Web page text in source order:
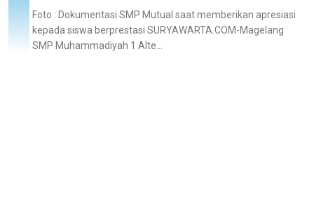
Foto : Dokumentasi SMP Mutual saat memberikan apresiasi
kepada siswa berprestasi SURYAWARTA.COM-Magelang
SMP Muhammadiyah 1 Alte...